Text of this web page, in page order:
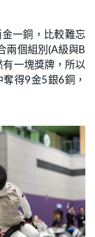
一銅，比較難忘
兩個組別(A級與B
一塊獎牌，所以
得9金5銀6銅，